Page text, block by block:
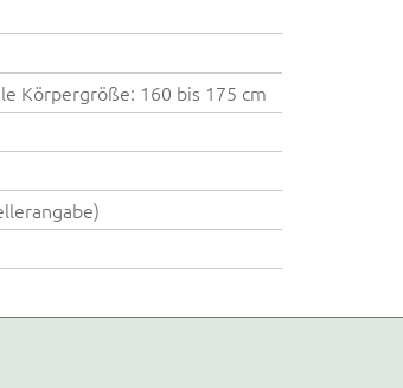
Körpergröße: 160 bis 175 cm